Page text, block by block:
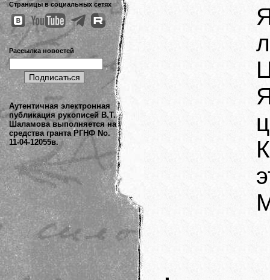
Страницы в социальных сетях
Рассылка новостей
Аутентичная электронная
публикация рукописей В.Т.
Шаламова выполняется на
средства гранта РГНФ No.
11-04-12055в.